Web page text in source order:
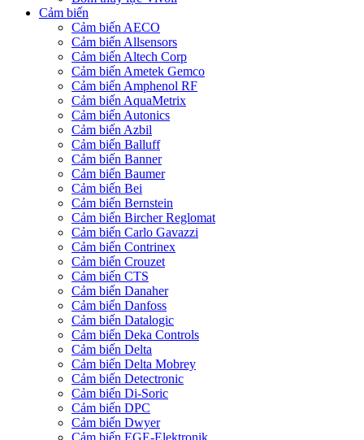
Cảm biến
Cảm biến AECO
Cảm biến Allsensors
Cảm biến Altech Corp
Cảm biến Ametek Gemco
Cảm biến Amphenol RF
Cảm biến AquaMetrix
Cảm biến Autonics
Cảm biến Azbil
Cảm biến Balluff
Cảm biến Banner
Cảm biến Baumer
Cảm biến Bei
Cảm biến Bernstein
Cảm biến Bircher Reglomat
Cảm biến Carlo Gavazzi
Cảm biến Contrinex
Cảm biến Crouzet
Cảm biến CTS
Cảm biến Danaher
Cảm biến Danfoss
Cảm biến Datalogic
Cảm biến Deka Controls
Cảm biến Delta
Cảm biến Delta Mobrey
Cảm biến Detectronic
Cảm biến Di-Soric
Cảm biến DPC
Cảm biến Dwyer
Cảm biến EGE-Elektronik